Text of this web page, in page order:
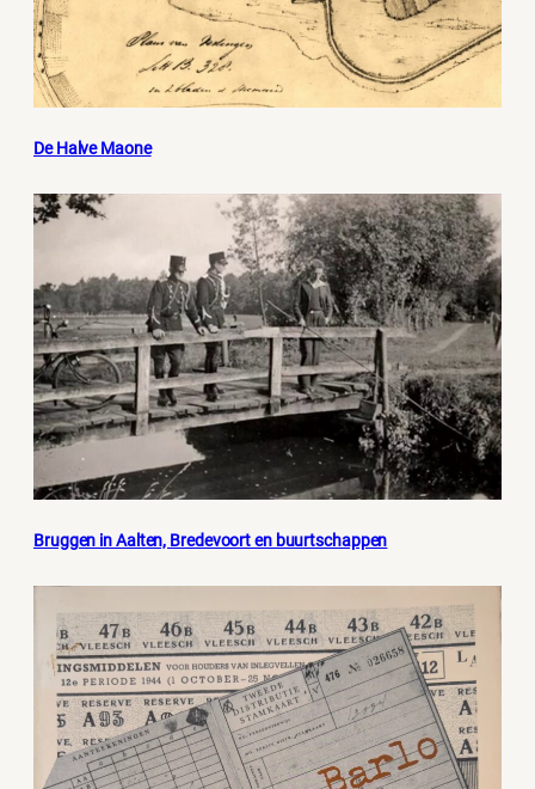
De Halve Maone
Bruggen in Aalten, Bredevoort en buurtschappen